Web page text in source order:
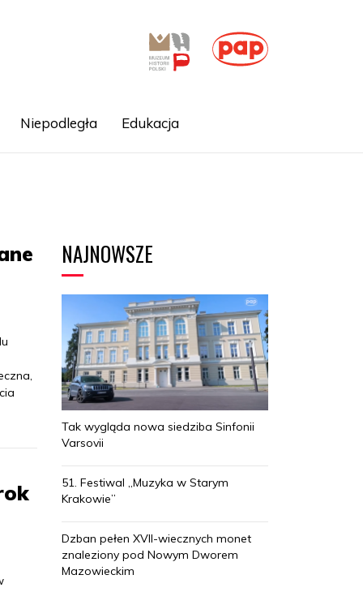
Niepodległa Edukacja
NAJNOWSZE
Tak wygląda nowa siedziba Sinfonii
Varsovii
51. Festiwal „Muzyka w Starym
Krakowie”
Dzban pełen XVII-wiecznych monet
znaleziony pod Nowym Dworem
Mazowieckim